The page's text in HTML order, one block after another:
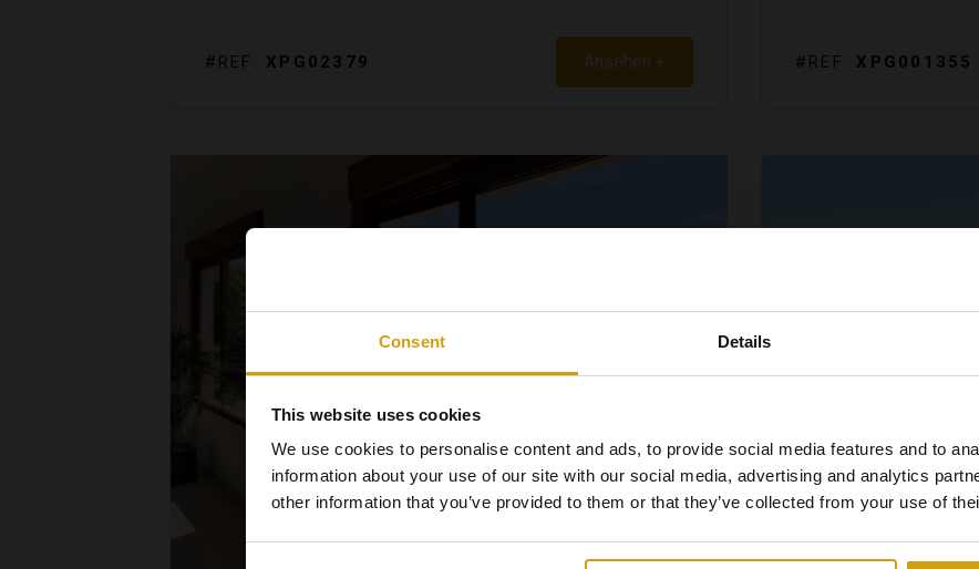
Consent Details
This website uses cookies
We use cookies to personalise content and ads, to provide social media features and to
information about your use of our site with our social media, advertising and analytics
other information that you’ve provided to them or that they’ve collected from your use of
#REF: XPG02379 Ansehen + #REF: XPG001355
BUILDING PLOT.